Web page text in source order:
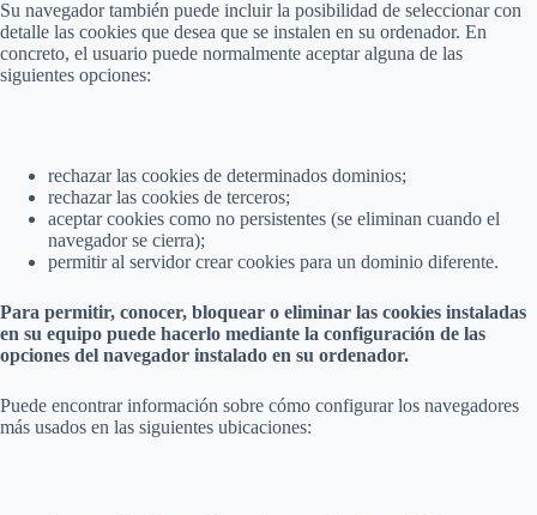
Su navegador también puede incluir la posibilidad de seleccionar con
detalle las cookies que desea que se instalen en su ordenador. En
concreto, el usuario puede normalmente aceptar alguna de las
siguientes opciones:
rechazar las cookies de determinados dominios;
rechazar las cookies de terceros;
aceptar cookies como no persistentes (se eliminan cuando el
navegador se cierra);
permitir al servidor crear cookies para un dominio diferente.
Para permitir, conocer, bloquear o eliminar las cookies instaladas
en su equipo puede hacerlo mediante la configuración de las
opciones del navegador instalado en su ordenador.
Puede encontrar información sobre cómo configurar los navegadores
más usados en las siguientes ubicaciones: